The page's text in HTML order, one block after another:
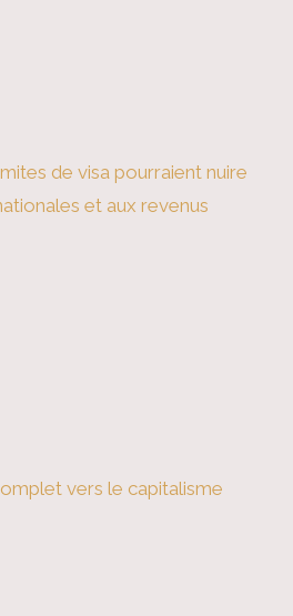
de visa pourraient nuire
et aux revenus
vers le capitalisme